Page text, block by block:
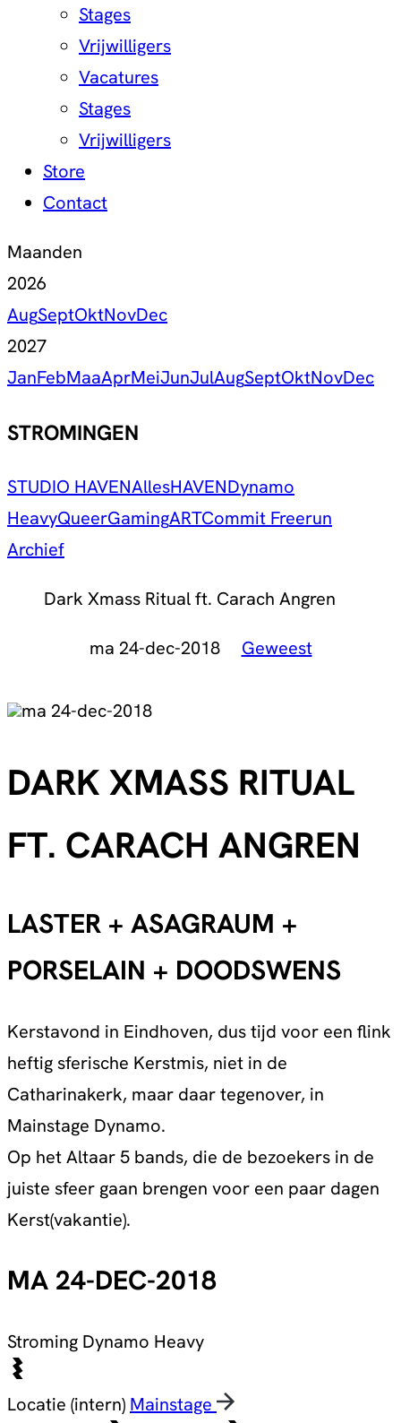
Stages
Vrijwilligers
Vacatures
Stages
Vrijwilligers
Store
Contact
Maanden
2026
AugSeptOktNovDec
2027
JanFebMaaAprMeiJunJulAugSeptOktNovDec
STROMINGEN
STUDIO HAVENAllesHAVENDynamo
HeavyQueerGamingARTCommit Freerun
Archief
Dark Xmass Ritual ft. Carach Angren
ma 24-dec-2018 Geweest
ma 24-dec-2018
DARK XMASS RITUAL
FT. CARACH ANGREN
LASTER + ASAGRAUM +
PORSELAIN + DOODSWENS
Kerstavond in Eindhoven, dus tijd voor een flink
heftig sferische Kerstmis, niet in de
Catharinakerk, maar daar tegenover, in
Mainstage Dynamo.
Op het Altaar 5 bands, die de bezoekers in de
juiste sfeer gaan brengen voor een paar dagen
Kerst(vakantie).
MA 24-DEC-2018
Stroming Dynamo Heavy
Locatie (intern) Mainstage